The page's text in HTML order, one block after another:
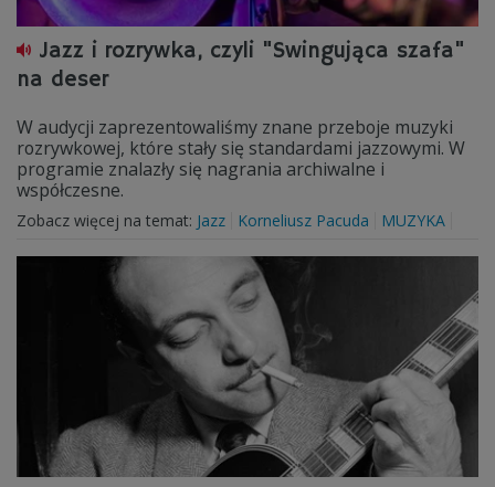
Jazz i rozrywka, czyli "Swingująca szafa"
na deser
W audycji zaprezentowaliśmy znane przeboje muzyki
rozrywkowej, które stały się standardami jazzowymi. W
programie znalazły się nagrania archiwalne i
współczesne.
Zobacz więcej na temat: Jazz Korneliusz Pacuda MUZYKA